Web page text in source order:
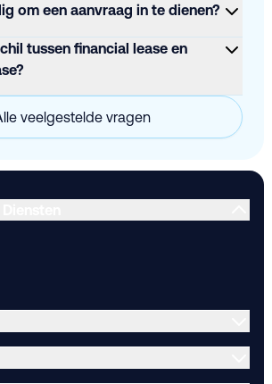
om een aanvraag in te dienen?
tussen financial lease en
veelgestelde vragen